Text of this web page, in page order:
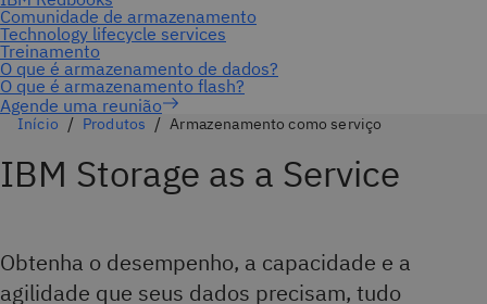
Agende uma reunião
Início Produtos Armazenamento como serviço
IBM Storage as a Service
Obtenha o desempenho, a capacidade e a
agilidade que seus dados precisam, tudo